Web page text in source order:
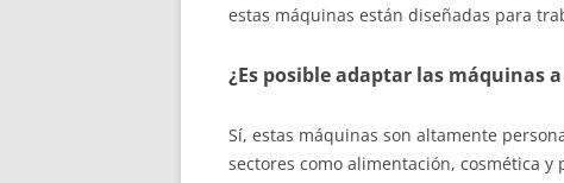
estas máquinas están diseñadas para
¿Es posible adaptar las máquinas
Sí, estas máquinas son altamente
sectores como alimentación, cosmética y